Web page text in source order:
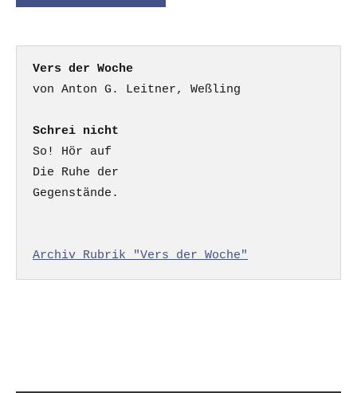
Vers der Woche
Schrei nicht
So! Hör auf
Die Ruhe der
Gegenstände.
Archiv Rubrik "Vers der Woche"